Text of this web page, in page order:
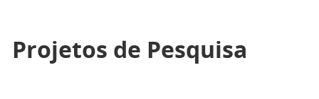
Projetos de Pesquisa